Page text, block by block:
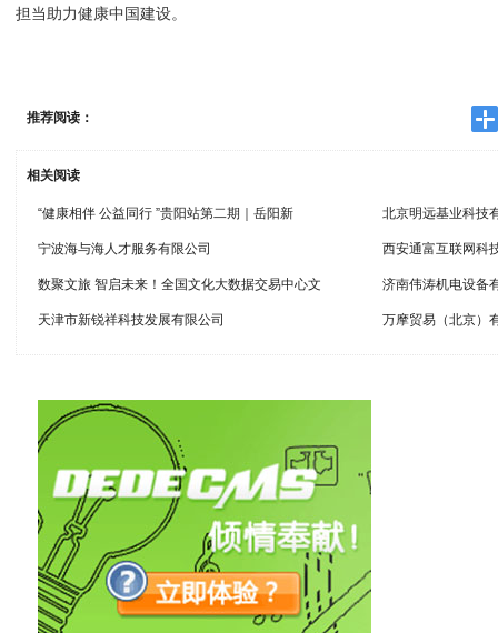
担当助力健康中国建设。
推荐阅读：
相关阅读
“健康相伴 公益同行 ”贵阳站第二期｜岳阳新 北京明远基业科技
宁波海与海人才服务有限公司 西安通富互联网科
数聚文旅 智启未来！全国文化大数据交易中心文 济南伟涛机电设备
天津市新锐祥科技发展有限公司 万摩贸易（北京）